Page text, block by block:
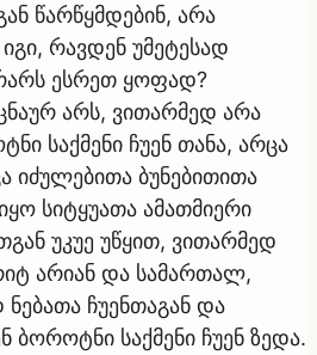
წარწყმდებინ, არა
რავდენ უმეტესად
ესრეთ ყოფად?
არს, ვითარმედ არა
საქმენი ჩუენ თანა, არცა
იძულებითა ბუნებითითა
სიტყუათა ამათმიერი
უკუე უწყით, ვითარმედ
არიან და სამართალ,
ჩუენთაგან და
ბოროტნი საქმენი ჩუენ ზედა.